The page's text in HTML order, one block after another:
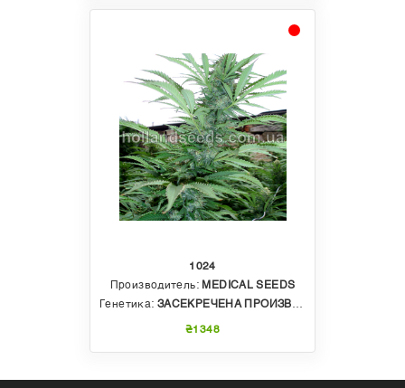
1024
Производитель: MEDICAL SEEDS
Генетика: ЗАСЕКРЕЧЕНА ПРОИЗВОДИТЕЛЕМ
₴1348